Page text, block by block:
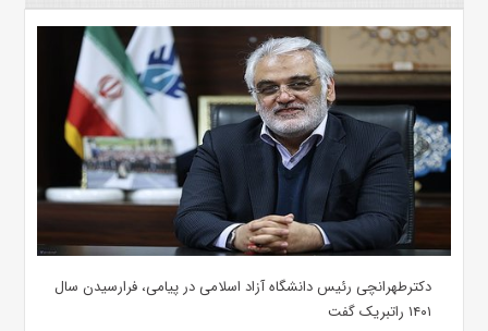
دکترطهرانچی رئیس دانشگاه آزاد اسلامی در پیامی، فرارسیدن سال
۱۴۰۱ راتبریک گفت